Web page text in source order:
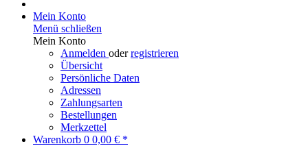
Mein Konto
Menü schließen
Mein Konto
Anmelden oderregistrieren
Übersicht
Persönliche Daten
Adressen
Zahlungsarten
Bestellungen
Merkzettel
Warenkorb 0 0,00 € *